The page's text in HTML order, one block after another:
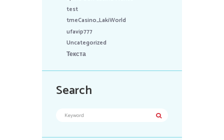
test
tmeCasino_LakiWorld
ufavip777
Uncategorized
Текста
Search